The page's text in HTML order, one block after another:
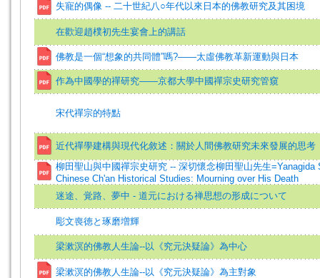
失寵的偶像 -- 二十世紀八○年代以來日本的佛教研究及其困境
在歡迎趙樸初先生宴會上的講話
佛教是一個“想象的共同體”嗎?——太虛佛教革新運動與日本
作為中國學的禪研究——京都大學中國禪宗史研究管窺
宋代禪宗的特點
近代禪學建構與現代化敘述：關於人間佛教研究未來發展的思考
柳田聖山與中國禪宗史研究 -- 深切懷念柳田聖山先生=Yanagida
Chinese Ch'an Historical Studies: Mourning over His Death
迷途、覚路、夢中 - 道元における禅思想の形成について
彫文喪徳と琢磨増輝
梁漱溟的佛教人生論--以《究元決疑論》為中心
梁漱溟的佛教人生論--以《究元決疑論》為主對象